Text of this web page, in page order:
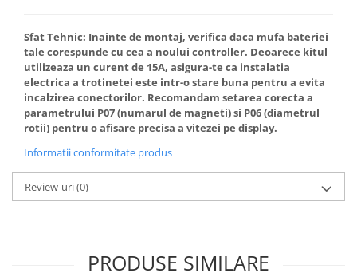
Sfat Tehnic: Inainte de montaj, verifica daca mufa bateriei
tale corespunde cu cea a noului controller. Deoarece kitul
utilizeaza un curent de 15A, asigura-te ca instalatia
electrica a trotinetei este intr-o stare buna pentru a evita
incalzirea conectorilor. Recomandam setarea corecta a
parametrului P07 (numarul de magneti) si P06 (diametrul
rotii) pentru o afisare precisa a vitezei pe display.
Informatii conformitate produs
Review-uri(0)
PRODUSE SIMILARE